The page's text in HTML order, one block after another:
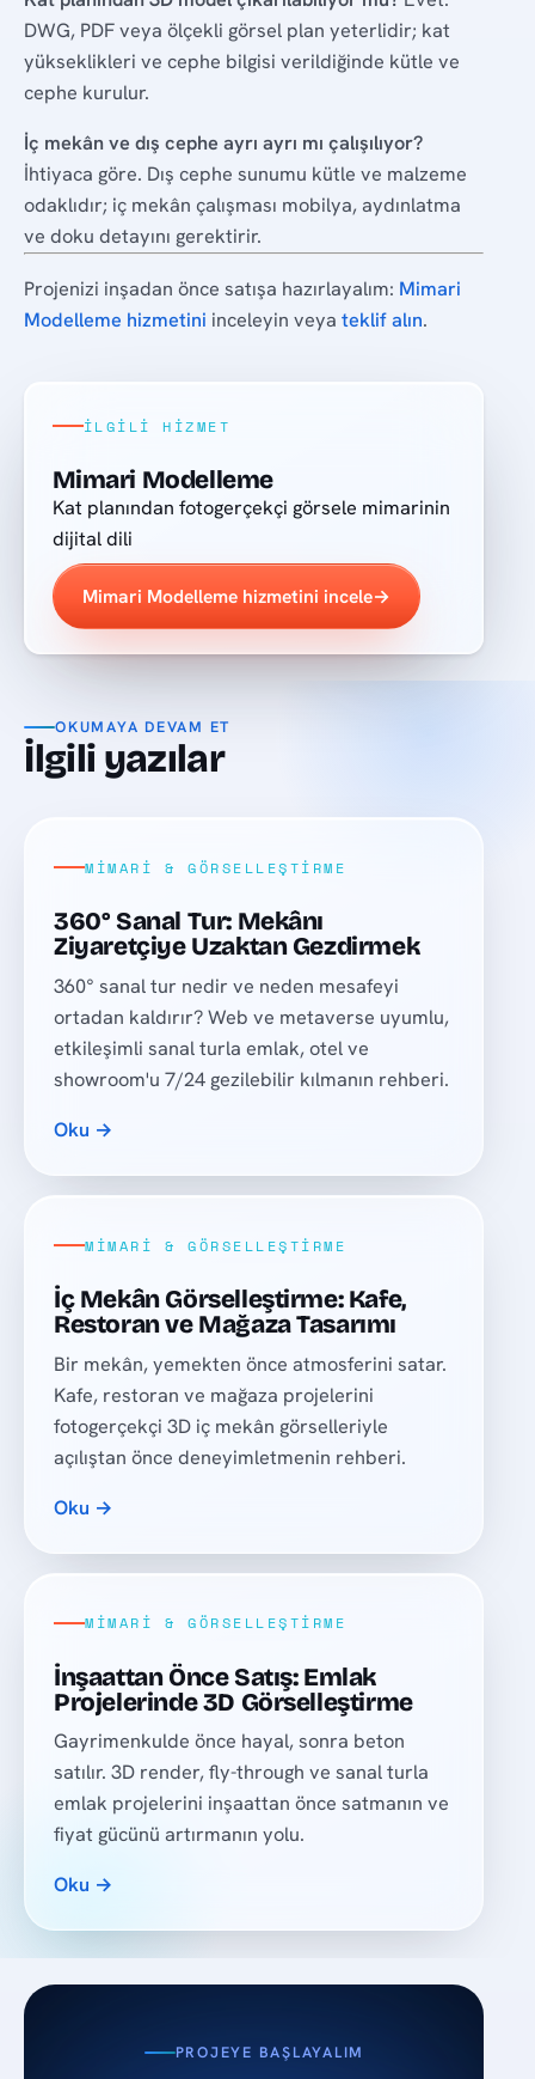
DWG, PDF veya ölçekli görsel plan yeterlidir; kat
yükseklikleri ve cephe bilgisi verildiğinde kütle ve
cephe kurulur.
İç mekân ve dış cephe ayrı ayrı mı çalışılıyor?
İhtiyaca göre. Dış cephe sunumu kütle ve malzeme
odaklıdır; iç mekân çalışması mobilya, aydınlatma
ve doku detayını gerektirir.
Projenizi inşadan önce satışa hazırlayalım: Mimari
Modelleme hizmetini inceleyin veyateklif alın.
İLGILI HIZMET
Mimari Modelleme
Kat planından fotogerçekçi görsele mimarinin
dijital dili
Mimari Modelleme hizmetini incele→
OKUMAYA DEVAM ET
İlgili yazılar
MIMARI & GÖRSELLEŞTIRME
360° Sanal Tur: Mekânı
Ziyaretçiye Uzaktan Gezdirmek
360° sanal tur nedir ve neden mesafeyi
ortadan kaldırır? Web ve metaverse uyumlu,
etkileşimli sanal turla emlak, otel ve
showroom'u 7/24 gezilebilir kılmanın rehberi.
Oku →
MIMARI & GÖRSELLEŞTIRME
İç Mekân Görselleştirme: Kafe,
Restoran ve Mağaza Tasarımı
Bir mekân, yemekten önce atmosferini satar.
Kafe, restoran ve mağaza projelerini
fotogerçekçi 3D iç mekân görselleriyle
açılıştan önce deneyimletmenin rehberi.
Oku →
MIMARI & GÖRSELLEŞTIRME
İnşaattan Önce Satış: Emlak
Projelerinde 3D Görselleştirme
Gayrimenkulde önce hayal, sonra beton
satılır. 3D render, fly-through ve sanal turla
emlak projelerini inşaattan önce satmanın ve
fiyat gücünü artırmanın yolu.
Oku →
PROJEYE BAŞLAYALIM